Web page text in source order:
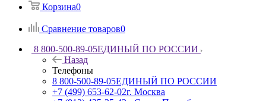
Корзина0
Сравнение товаров0
8 800-500-89-05ЕДИНЫЙ ПО РОССИИ
Назад
Телефоны
8 800-500-89-05ЕДИНЫЙ ПО РОССИИ
+7 (499) 653-62-02г. Москва